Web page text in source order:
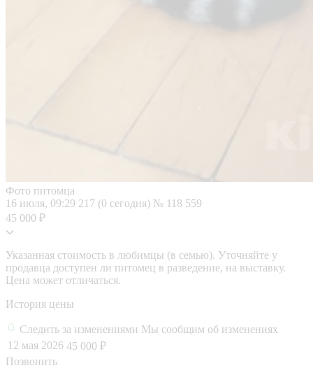
Фото питомца
16 июля, 09:29 217 (0 сегодня) № 118 559
45 000 ₽
Указанная стоимость в любимцы (в семью). Уточняйте у
продавца доступен ли питомец в разведение, на выставку.
Цена может отличаться.
История цены
Следить за изменениями Мы сообщим об изменениях
12 мая 2026 45 000 ₽
Позвонить